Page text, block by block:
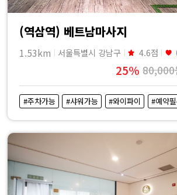
(역삼역) 베트남마사지
1.53km 서울특별시 강남구 4.6점
25% 80,000
#주차가능 #샤워가능 #와이파이 #예약